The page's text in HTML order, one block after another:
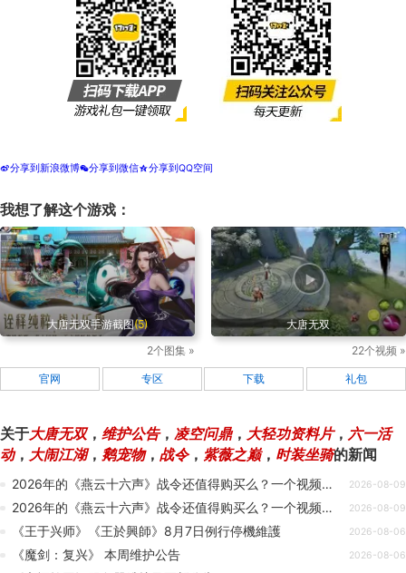
t分享到新浪微博w分享到微信z分享到QQ空间
我想了解这个游戏：
大唐无双手游截图(5)
2个图集 »
大唐无双
22个视频 »
官网 专区 下载 礼包
关于大唐无双， 维护公告， 凌空问鼎， 大轻功资料片， 六一活
动， 大闹江湖， 鹅宠物， 战令， 紫薇之巅， 时装坐骑的新闻
2026年的《燕云十六声》战令还值得购买么？一个视频给你解答！ 2026-08-09
2026年的《燕云十六声》战令还值得购买么？一个视频给你解答！ 2026-08-09
《王于兴师》《王於興師》8月7日例行停機維護 2026-08-06
《魔剑：复兴》 本周维护公告 2026-08-06